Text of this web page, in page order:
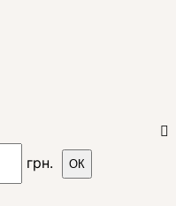
грн. ОК